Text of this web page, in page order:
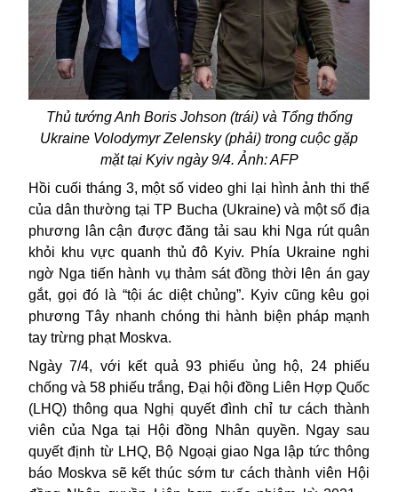
Thủ tướng Anh Boris Johson (trái) và Tổng thống
Ukraine Volodymyr Zelensky (phải) trong cuộc gặp
mặt tại Kyiv ngày 9/4. Ảnh: AFP
Hồi cuối tháng 3, một số video ghi lại hình ảnh thi thể
của dân thường tại TP Bucha (Ukraine) và một số địa
phương lân cận được đăng tải sau khi Nga rút quân
khỏi khu vực quanh thủ đô Kyiv. Phía Ukraine nghi
ngờ Nga tiến hành vụ thảm sát đồng thời lên án gay
gắt, gọi đó là “tội ác diệt chủng”. Kyiv cũng kêu gọi
phương Tây nhanh chóng thi hành biện pháp mạnh
tay trừng phạt Moskva.
Ngày 7/4, với kết quả 93 phiếu ủng hộ, 24 phiếu
chống và 58 phiếu trắng, Đại hội đồng Liên Hợp Quốc
(LHQ) thông qua Nghị quyết đình chỉ tư cách thành
viên của Nga tại Hội đồng Nhân quyền. Ngay sau
quyết định từ LHQ, Bộ Ngoại giao Nga lập tức thông
báo Moskva sẽ kết thúc sớm tư cách thành viên Hội